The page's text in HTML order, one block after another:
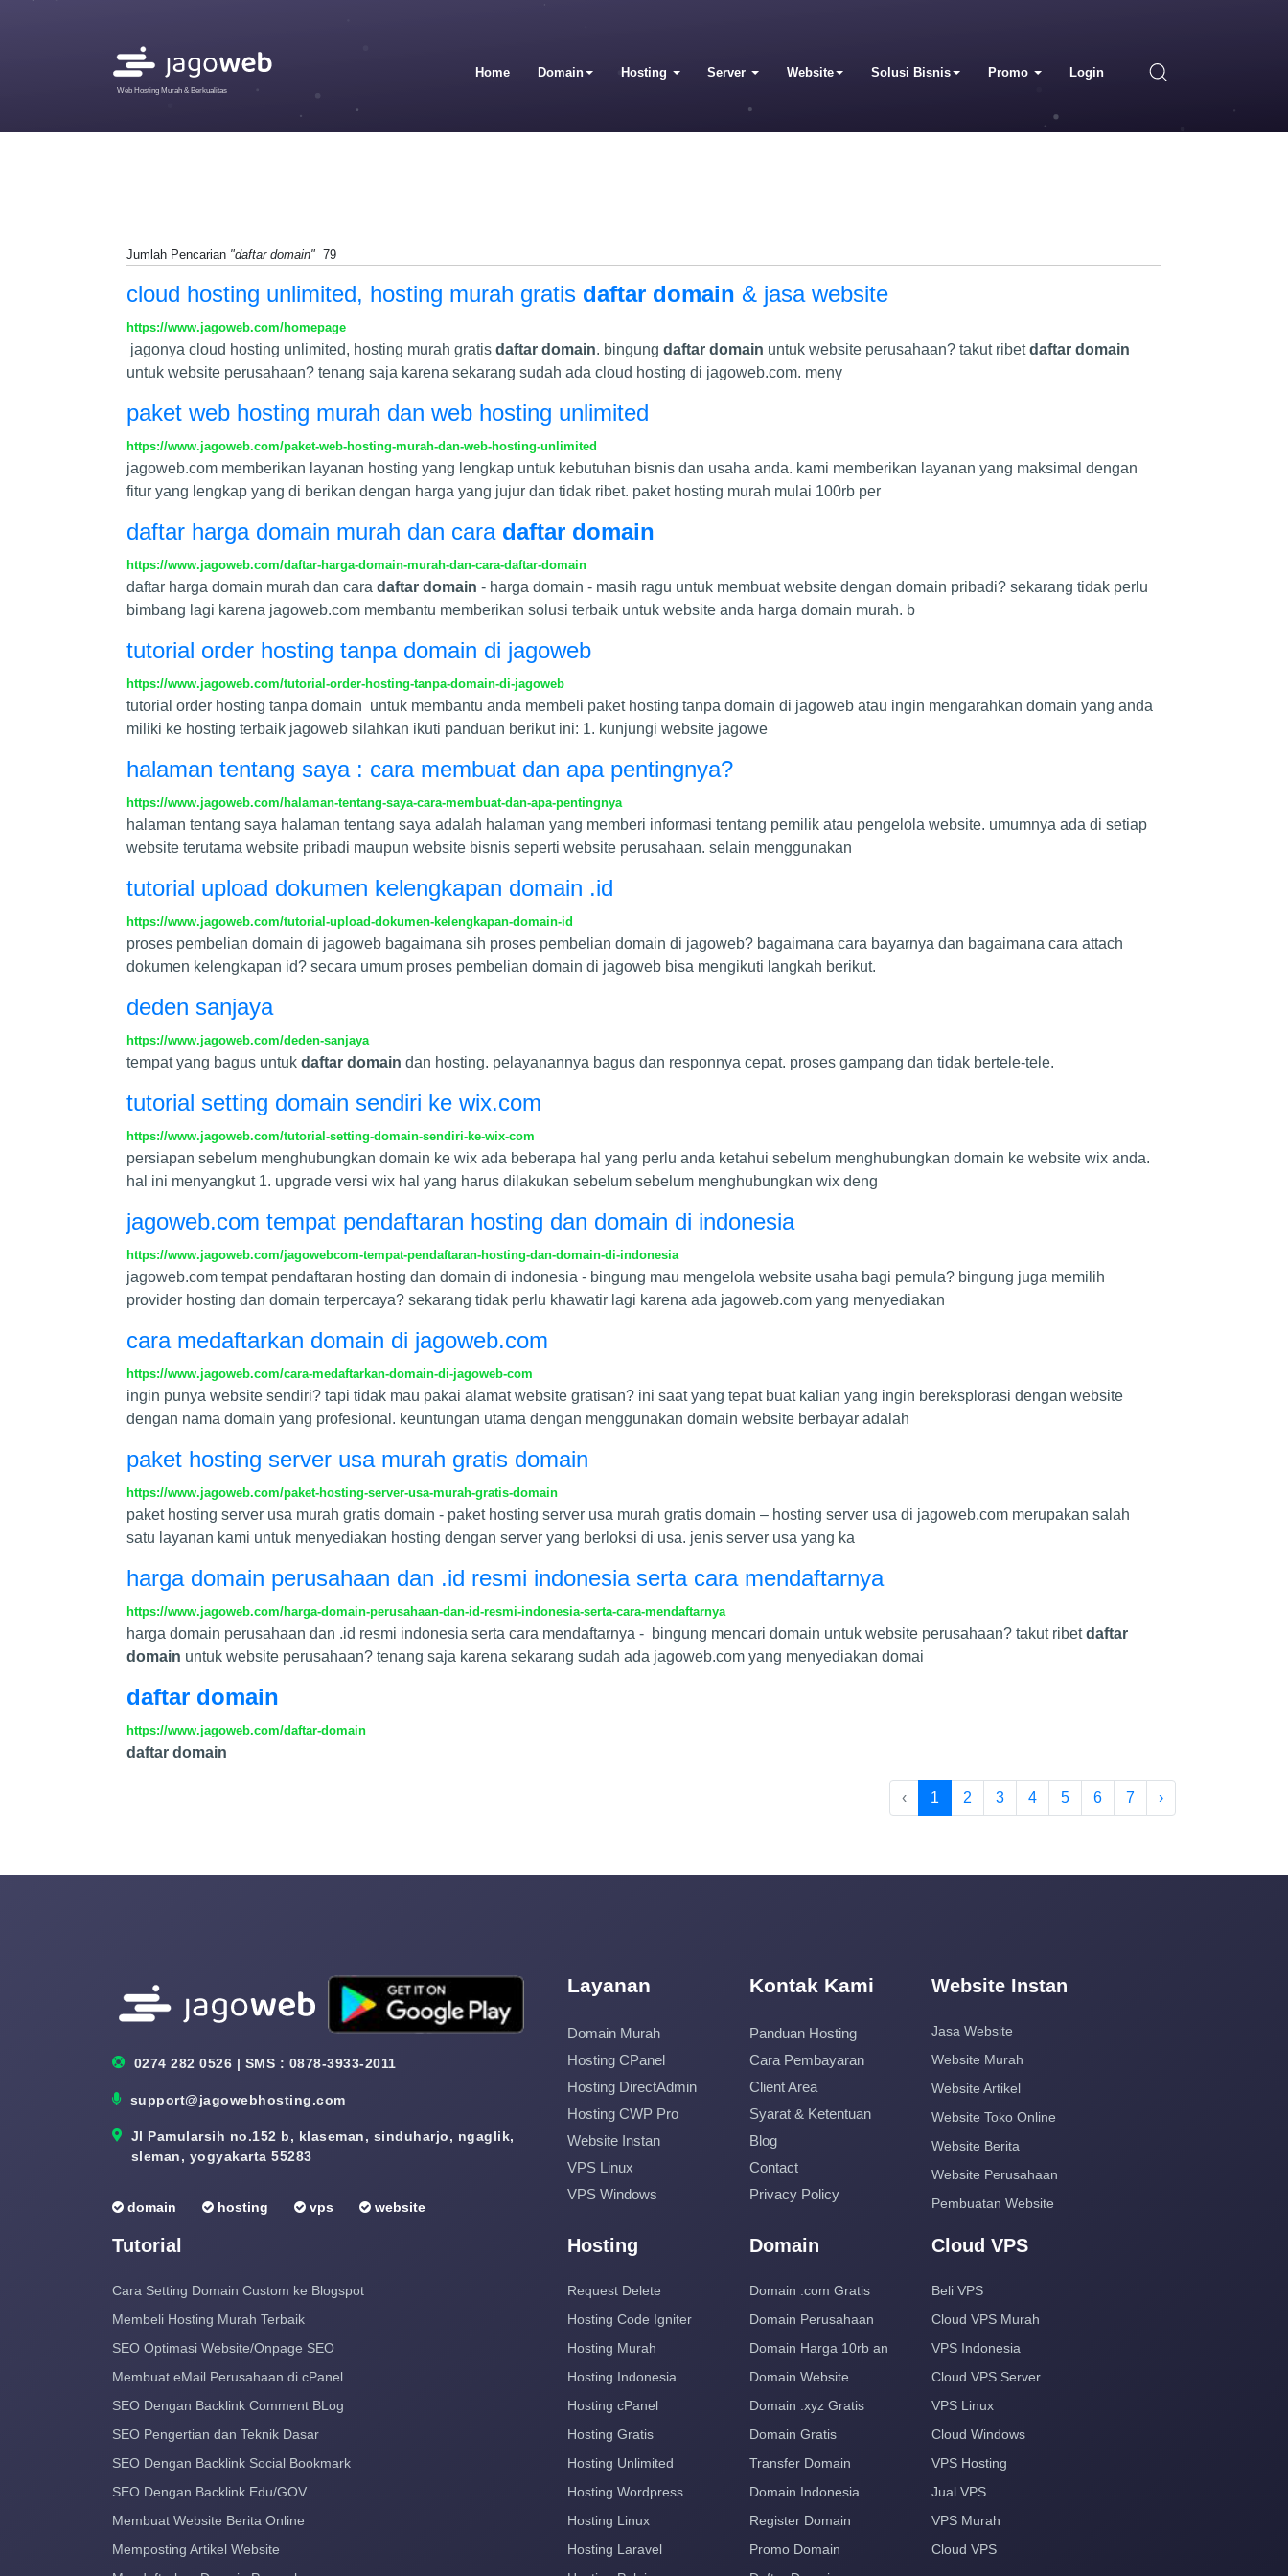
Web Hosting Murah & Berkualitas
Home Domain Hosting Server Website Solusi Bisnis Promo Login
Jumlah Pencarian "daftar domain" 79
cloud hosting unlimited, hosting murah gratis daftar domain & jasa website
https://www.jagoweb.com/homepage
jagonya cloud hosting unlimited, hosting murah gratis daftar domain. bingung daftar domain untuk website perusahaan? takut ribetdaftar domain
untuk website perusahaan? tenang saja karena sekarang sudah ada cloud hosting di jagoweb.com. meny
paket web hosting murah dan web hosting unlimited
https://www.jagoweb.com/paket-web-hosting-murah-dan-web-hosting-unlimited
jagoweb.com memberikan layanan hosting yang lengkap untuk kebutuhan bisnis dan usaha anda. kami memberikan layanan yang maksimal dengan
fitur yang lengkap yang di berikan dengan harga yang jujur dan tidak ribet. paket hosting murah mulai 100rb per
daftar harga domain murah dan cara daftar domain
https://www.jagoweb.com/daftar-harga-domain-murah-dan-cara-daftar-domain
daftar harga domain murah dan cara daftar domain - harga domain - masih ragu untuk membuat website dengan domain pribadi? sekarang tidak perlu
bimbang lagi karena jagoweb.com membantu memberikan solusi terbaik untuk website anda harga domain murah. b
tutorial order hosting tanpa domain di jagoweb
https://www.jagoweb.com/tutorial-order-hosting-tanpa-domain-di-jagoweb
tutorial order hosting tanpa domain untuk membantu anda membeli paket hosting tanpa domain di jagoweb atau ingin mengarahkan domain yang anda
miliki ke hosting terbaik jagoweb silahkan ikuti panduan berikut ini: 1. kunjungi website jagowe
halaman tentang saya : cara membuat dan apa pentingnya?
https://www.jagoweb.com/halaman-tentang-saya-cara-membuat-dan-apa-pentingnya
halaman tentang saya halaman tentang saya adalah halaman yang memberi informasi tentang pemilik atau pengelola website. umumnya ada di setiap
website terutama website pribadi maupun website bisnis seperti website perusahaan. selain menggunakan
tutorial upload dokumen kelengkapan domain .id
https://www.jagoweb.com/tutorial-upload-dokumen-kelengkapan-domain-id
proses pembelian domain di jagoweb bagaimana sih proses pembelian domain di jagoweb? bagaimana cara bayarnya dan bagaimana cara attach
dokumen kelengkapan id? secara umum proses pembelian domain di jagoweb bisa mengikuti langkah berikut.
deden sanjaya
https://www.jagoweb.com/deden-sanjaya
tempat yang bagus untuk daftar domain dan hosting. pelayanannya bagus dan responnya cepat. proses gampang dan tidak bertele-tele.
tutorial setting domain sendiri ke wix.com
https://www.jagoweb.com/tutorial-setting-domain-sendiri-ke-wix-com
persiapan sebelum menghubungkan domain ke wix ada beberapa hal yang perlu anda ketahui sebelum menghubungkan domain ke website wix anda.
hal ini menyangkut 1. upgrade versi wix hal yang harus dilakukan sebelum sebelum menghubungkan wix deng
jagoweb.com tempat pendaftaran hosting dan domain di indonesia
https://www.jagoweb.com/jagowebcom-tempat-pendaftaran-hosting-dan-domain-di-indonesia
jagoweb.com tempat pendaftaran hosting dan domain di indonesia - bingung mau mengelola website usaha bagi pemula? bingung juga memilih
provider hosting dan domain terpercaya? sekarang tidak perlu khawatir lagi karena ada jagoweb.com yang menyediakan
cara medaftarkan domain di jagoweb.com
https://www.jagoweb.com/cara-medaftarkan-domain-di-jagoweb-com
ingin punya website sendiri? tapi tidak mau pakai alamat website gratisan? ini saat yang tepat buat kalian yang ingin bereksplorasi dengan website
dengan nama domain yang profesional. keuntungan utama dengan menggunakan domain website berbayar adalah
paket hosting server usa murah gratis domain
https://www.jagoweb.com/paket-hosting-server-usa-murah-gratis-domain
paket hosting server usa murah gratis domain - paket hosting server usa murah gratis domain – hosting server usa di jagoweb.com merupakan salah
satu layanan kami untuk menyediakan hosting dengan server yang berloksi di usa. jenis server usa yang ka
harga domain perusahaan dan .id resmi indonesia serta cara mendaftarnya
https://www.jagoweb.com/harga-domain-perusahaan-dan-id-resmi-indonesia-serta-cara-mendaftarnya
harga domain perusahaan dan .id resmi indonesia serta cara mendaftarnya - bingung mencari domain untuk website perusahaan? takut ribetdaftar
domain untuk website perusahaan? tenang saja karena sekarang sudah ada jagoweb.com yang menyediakan domai
daftar domain
https://www.jagoweb.com/daftar-domain
daftar domain
‹ 1 2 3 4 5 6 7 ›
0274 282 0526 | SMS : 0878-3933-2011
support@jagowebhosting.com
Jl Pamularsih no.152 b, klaseman, sinduharjo, ngaglik,
sleman, yogyakarta 55283
domain hosting vps website
Layanan
Domain Murah
Hosting CPanel
Hosting DirectAdmin
Hosting CWP Pro
Website Instan
VPS Linux
VPS Windows
Kontak Kami
Panduan Hosting
Cara Pembayaran
Client Area
Syarat & Ketentuan
Blog
Contact
Privacy Policy
Website Instan
Jasa Website
Website Murah
Website Artikel
Website Toko Online
Website Berita
Website Perusahaan
Pembuatan Website
Tutorial
Cara Setting Domain Custom ke Blogspot
Membeli Hosting Murah Terbaik
SEO Optimasi Website/Onpage SEO
Membuat eMail Perusahaan di cPanel
SEO Dengan Backlink Comment BLog
SEO Pengertian dan Teknik Dasar
SEO Dengan Backlink Social Bookmark
SEO Dengan Backlink Edu/GOV
Membuat Website Berita Online
Memposting Artikel Website
Hosting
Request Delete
Hosting Code Igniter
Hosting Murah
Hosting Indonesia
Hosting cPanel
Hosting Gratis
Hosting Unlimited
Hosting Wordpress
Hosting Linux
Hosting Laravel
Domain
Domain .com Gratis
Domain Perusahaan
Domain Harga 10rb an
Domain Website
Domain .xyz Gratis
Domain Gratis
Transfer Domain
Domain Indonesia
Register Domain
Promo Domain
Cloud VPS
Beli VPS
Cloud VPS Murah
VPS Indonesia
Cloud VPS Server
VPS Linux
Cloud Windows
VPS Hosting
Jual VPS
VPS Murah
Cloud VPS